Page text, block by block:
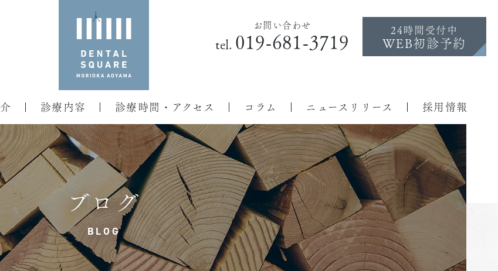
お問い合わせ
tel. 019-681-3719
24時間受付中
WEB初診予約
診療内容 診療時間・アクセス コラム ニュースリリース 採用情報
ブログ
BLOG